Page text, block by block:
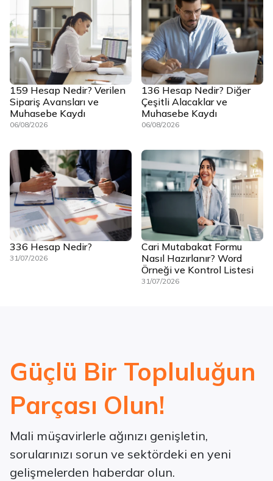
159 Hesap Nedir? Verilen
Sipariş Avansları ve
Muhasebe Kaydı
06/08/2026
136 Hesap Nedir? Diğer
Çeşitli Alacaklar ve
Muhasebe Kaydı
06/08/2026
336 Hesap Nedir?
31/07/2026
Cari Mutabakat Formu
Nasıl Hazırlanır? Word
Örneği ve Kontrol Listesi
31/07/2026
Güçlü Bir Topluluğun
Parçası Olun!
Mali müşavirlerle ağınızı genişletin,
sorularınızı sorun ve sektördeki en yeni
gelişmelerden haberdar olun.